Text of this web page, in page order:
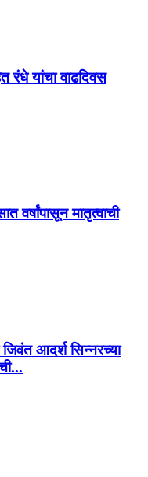
रंधे यांचा वाढदिवस
वर्षांपासून मातृत्वाची
जिवंत आदर्श सिन्नरच्या